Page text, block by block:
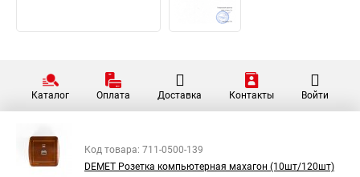
Каталог Оплата Доставка Контакты Войти
Код товара: 711-0500-139
DEMET Розетка компьютерная махагон (10шт/120шт)